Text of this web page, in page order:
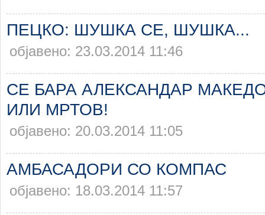
ПЕЦКО: ШУШКА СЕ, ШУШКА...
објавено: 23.03.2014 11:46
СЕ БАРА АЛЕКСАНДАР
ИЛИ МРТОВ!
објавено: 20.03.2014 11:05
АМБАСАДОРИ СО КОМПАС
објавено: 18.03.2014 11:57